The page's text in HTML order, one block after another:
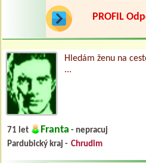
PROFIL
Hledám ženu na
...
71 let Franta - nepracuj
Pardubický kraj - Chrudim